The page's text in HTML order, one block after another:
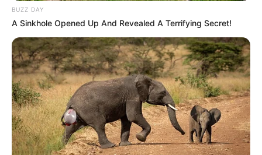
BUZZ DAY
A Sinkhole Opened Up And Revealed A Terrifying Secret!